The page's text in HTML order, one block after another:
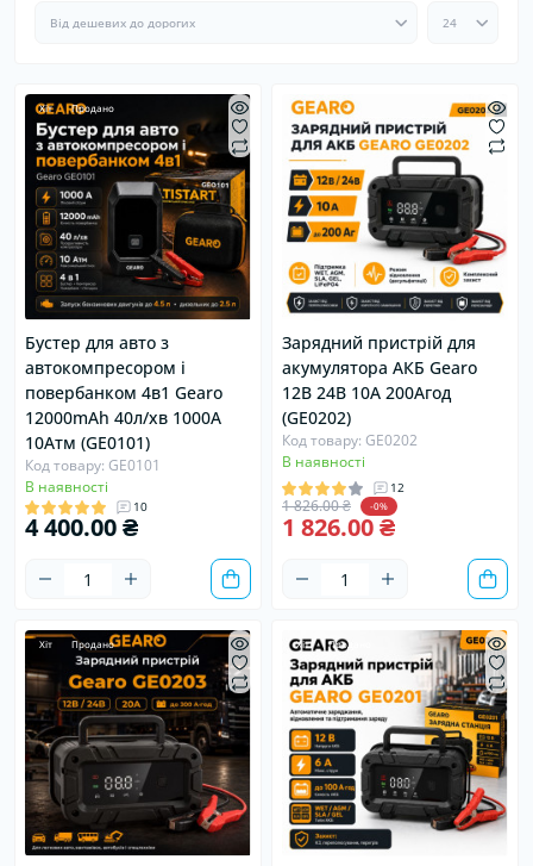
Хіт Продано
Бустер для авто з
автокомпресором і
повербанком 4в1 Gearo
12000mAh 40л/хв 1000А
10Атм (GE0101)
Код товару: GE0101
В наявності
10
4 400.00 ₴
Зарядний пристрій для
акумулятора АКБ Gearo
12В 24В 10А 200Агод
(GE0202)
Код товару: GE0202
В наявності
12
1 826.00 ₴ -0%
1 826.00 ₴
Хіт Продано Хіт Продано